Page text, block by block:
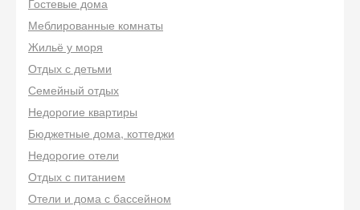
Меблированные комнаты
Жильё у моря
Отдых с детьми
Семейный отдых
Недорогие квартиры
Бюджетные дома, коттеджи
Недорогие отели
Отдых с питанием
Отели и дома с бассейном